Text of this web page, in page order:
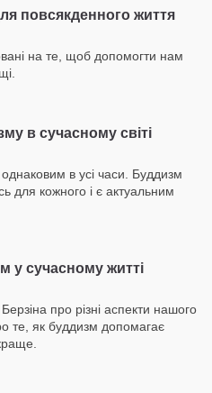
повсякденного життя
на те, щоб допомогти нам
в сучасному світі
в усі часи. Буддизм
для кожного і є актуальним
у сучасному житті
про різні аспекти нашого
те, як буддизм допомагає